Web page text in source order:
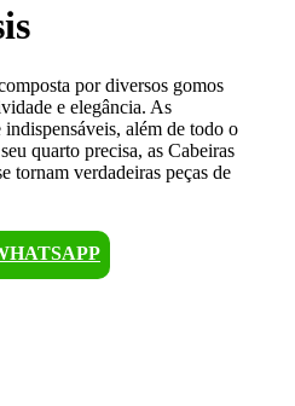
por diversos gomos
e elegância. As
indispensáveis, além de todo o
quarto precisa, as Cabeiras
tornam verdadeiras peças de